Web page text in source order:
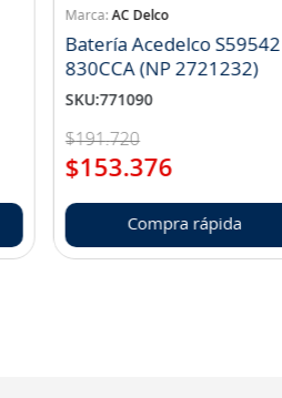
AC Delco
Batería Acedelco S59542
830CCA (NP 2721232)
SKU:771090
$191.720
$153.376
Compra rápida